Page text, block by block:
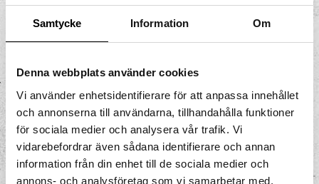
Samtycke Information Om
Denna webbplats använder cookies
Vi använder enhetsidentifierare för att anpassa innehållet
och annonserna till användarna, tillhandahålla funktioner
för sociala medier och analysera vår trafik. Vi
vidarebefordrar även sådana identifierare och annan
information från din enhet till de sociala medier och
annons- och analysföretag som vi samarbetar med.
överarmens vener, axelvenen och
nyckelbensvenen.
Inre halsvenen:Samlar upp blod från
blodet i övre hålvenen.
Yttre halsvenen:Tar emot blod från
bland annat nacken och halsens
ytliga delar, och tömmer blodet i
nyckelbensvenen.
Arm-halsvenen:Tar emot blod från